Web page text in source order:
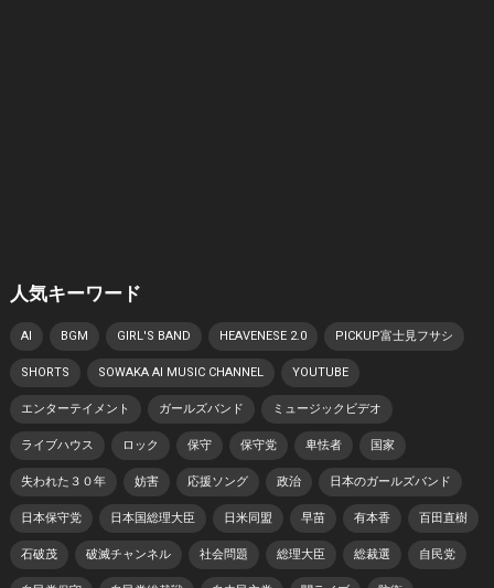
人気キーワード
AI BGM GIRL'S BAND HEAVENESE 2.0 PICKUP富士見フサシ
SHORTS SOWAKA AI MUSIC CHANNEL YOUTUBE
エンターテイメント ガールズバンド ミュージックビデオ
ライブハウス ロック 保守 保守党 卑怯者 国家
失われた３０年 妨害 応援ソング 政治 日本のガールズバンド
日本保守党 日本国総理大臣 日米同盟 早苗 有本香 百田直樹
石破茂 破滅チャンネル 社会問題 総理大臣 総裁選 自民党